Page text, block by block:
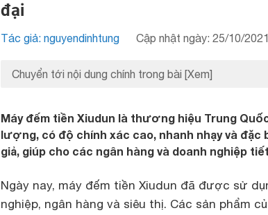
đại
Tác giả: nguyendinhtung Cập nhật ngày: 25/10/
Chuyển tới nội dung chính trong bài [Xem]
Máy đếm tiền Xiudun là thương hiệu Trung
lượng, có độ chính xác cao, nhanh nhạy và đặc
giả, giúp cho các ngân hàng và doanh nghiệp
Ngày nay, máy đếm tiền Xiudun đã được sử
nghiệp, ngân hàng và siêu thị. Các sản phẩm